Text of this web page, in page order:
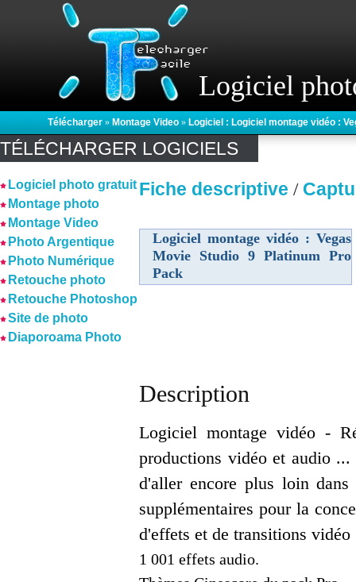
Logiciel
Télécharger » Montage Video » Logiciel : Logiciel montage vidéo :
TÉLÉCHARGER LOGICIELS
Logiciel photo gratuit
Montage photo
Montage Video
Photo Argentique
Photo Numérique
Retouche photo
Retouche Photoshop
Site de photo
Diaporoama Photo
Fiche descriptive /
Logiciel montage vidéo : Vegas
Movie Studio 9 Platinum Pro
Pack
Description
Logiciel montage vidéo -
productions vidéo et audio
d'aller encore plus loin
supplémentaires pour la
d'effets et de transitions vidéo
1 001 effets audio.